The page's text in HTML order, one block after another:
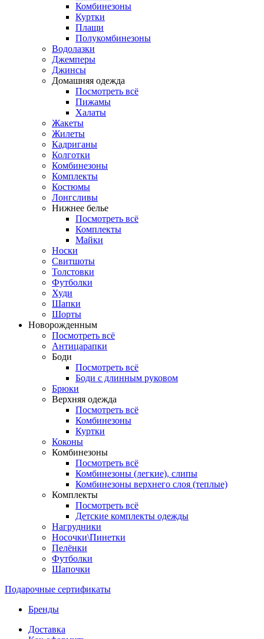
Комбинезоны
Куртки
Плащи
Полукомбинезоны
Водолазки
Джемперы
Джинсы
Домашняя одежда
Посмотреть всё
Пижамы
Халаты
Жакеты
Жилеты
Кадриганы
Колготки
Комбинезоны
Комплекты
Костюмы
Лонгсливы
Нижнее белье
Посмотреть всё
Комплекты
Майки
Носки
Свитшоты
Толстовки
Футболки
Худи
Шапки
Шорты
Новорожденным
Посмотреть всё
Антицарапки
Боди
Посмотреть всё
Боди с длинным руковом
Брюки
Верхняя одежда
Посмотреть всё
Комбинезоны
Куртки
Коконы
Комбинезоны
Посмотреть всё
Комбинезоны (легкие), слипы
Комбинезоны верхнего слоя (теплые)
Комплекты
Посмотреть всё
Детские комплекты одежды
Нагрудники
Носочки\Пинетки
Пелёнки
Футболки
Шапочки
Подарочные сертификаты
Бренды
Доставка